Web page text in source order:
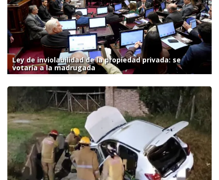
Ley de inviolabilidad de la propiedad privada: se
votaría a la madrugada